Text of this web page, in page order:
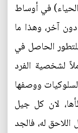
في أوساط
آخر، وهذا ما
الحاصل في
لشخصية الفرد
ووصفها
لان كل جيل
له، فالجد